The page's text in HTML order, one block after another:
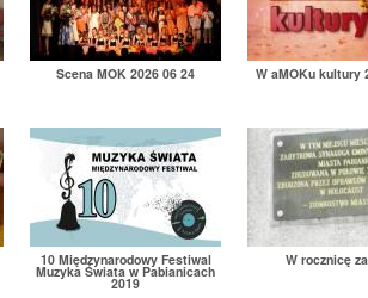
Scena MOK 2026 06 24 W aMOKu kultury
10 Międzynarodowy Festiwal
Muzyka Świata w Pabianicach
2019
W rocznicę